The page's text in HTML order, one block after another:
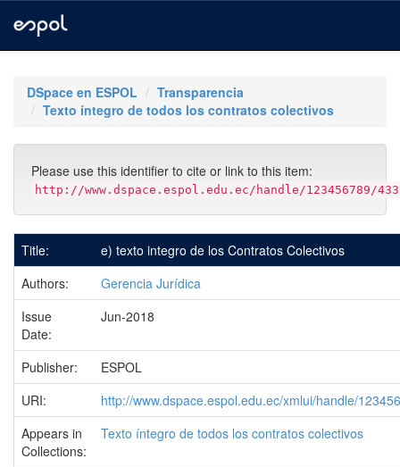
navigationDSpace en ESPOL
Transparencia
Texto íntegro de todos los contratos colectivos
Please use this identifier to cite or link to this item:
http://www.dspace.espol.edu.ec/handle/123456789/
Title:
e) texto integro de los Contratos Colectivos
Authors:
Gerencia Jurídica
Issue
Date:
Jun-2018
Publisher:
ESPOL
URI:
http://www.dspace.espol.edu.ec/xmlui/handle/
Appears in
Collections:
Texto íntegro de todos los contratos colectivos